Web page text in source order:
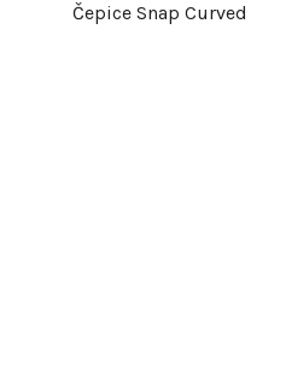
Čepice Snap Curved